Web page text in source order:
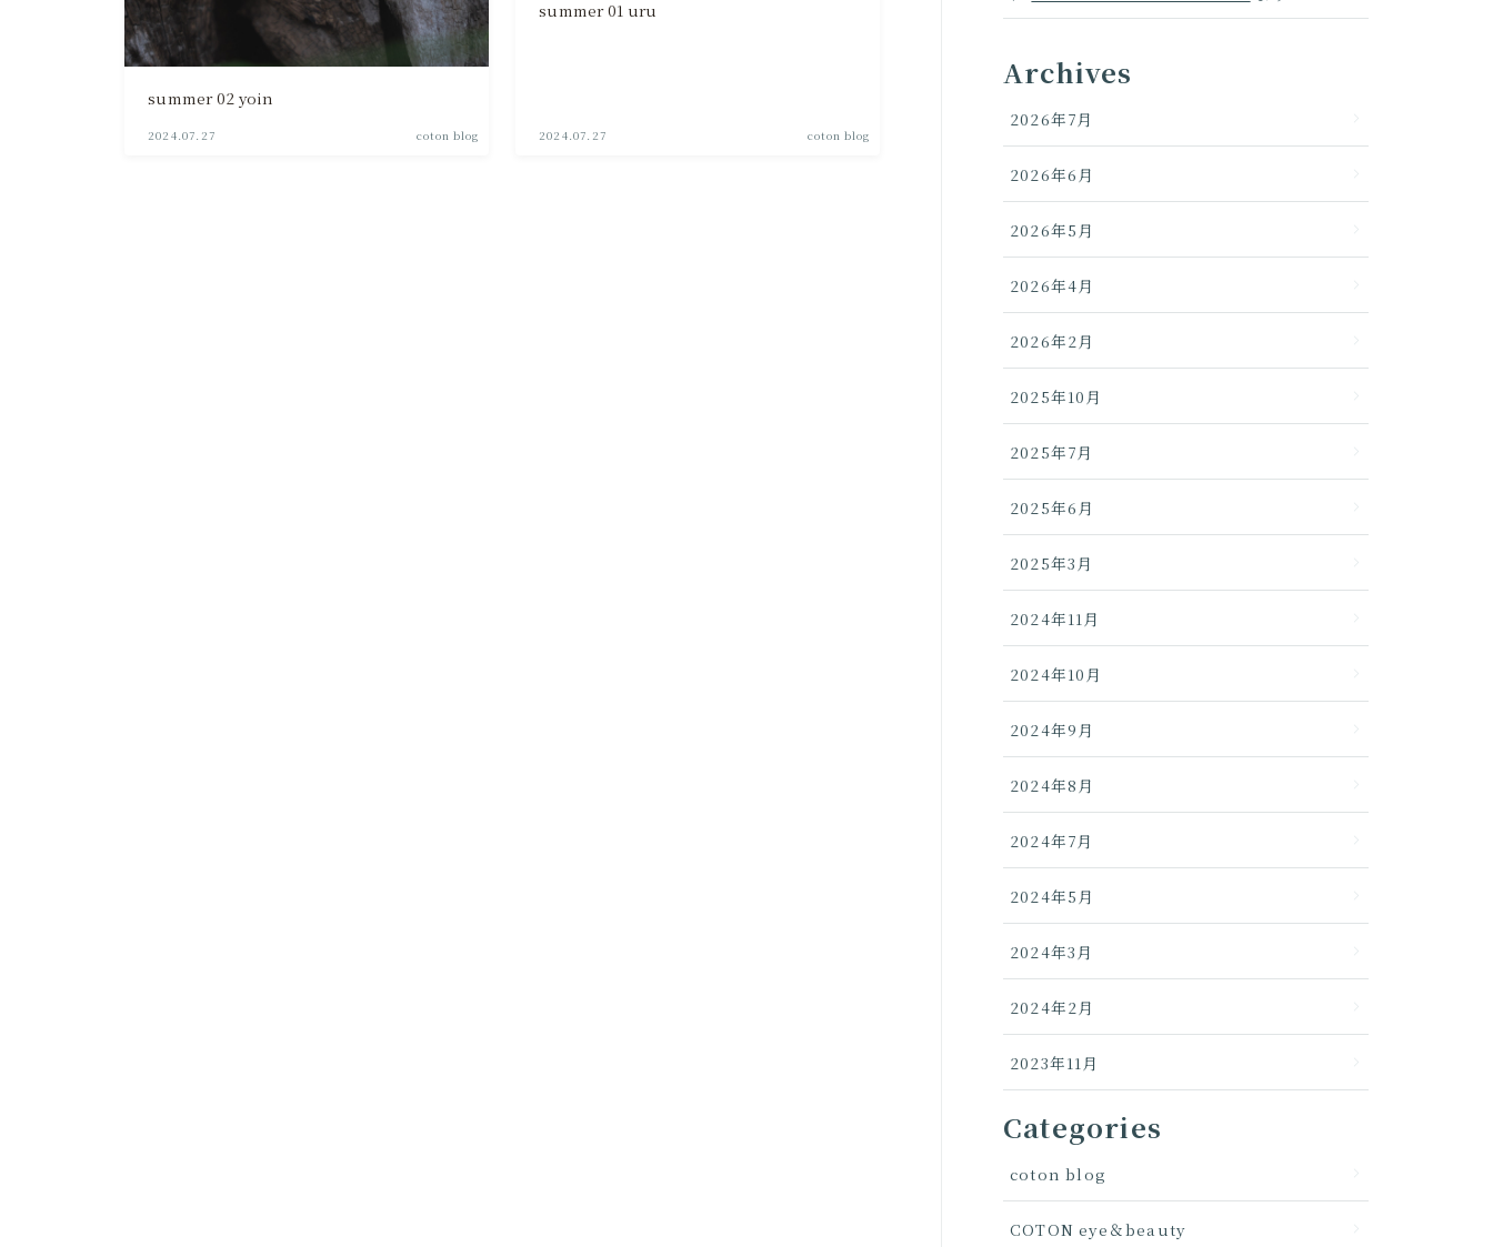
summer 02 yoin
2024.07.27 coton blog
summer 01 uru
2024.07.27 coton blog
Archives
2026年7月
2026年6月
2026年5月
2026年4月
2026年2月
2025年10月
2025年7月
2025年6月
2025年3月
2024年11月
2024年10月
2024年9月
2024年8月
2024年7月
2024年5月
2024年3月
2024年2月
2023年11月
Categories
coton blog
COTON eye＆beauty